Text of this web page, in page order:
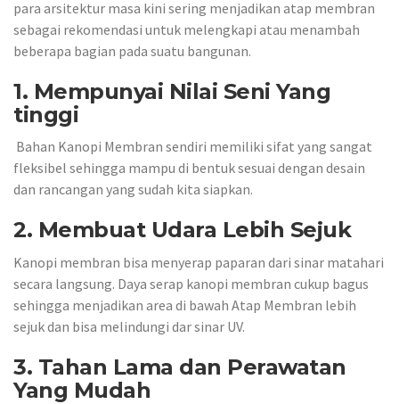
para arsitektur masa kini sering menjadikan atap membran
sebagai rekomendasi untuk melengkapi atau menambah
beberapa bagian pada suatu bangunan.
1. Mempunyai Nilai Seni Yang
tinggi
Bahan Kanopi Membran sendiri memiliki sifat yang sangat
fleksibel sehingga mampu di bentuk sesuai dengan desain
dan rancangan yang sudah kita siapkan.
2. Membuat Udara Lebih Sejuk
Kanopi membran bisa menyerap paparan dari sinar matahari
secara langsung. Daya serap kanopi membran cukup bagus
sehingga menjadikan area di bawah Atap Membran lebih
sejuk dan bisa melindungi dar sinar UV.
3. Tahan Lama dan Perawatan
Yang Mudah